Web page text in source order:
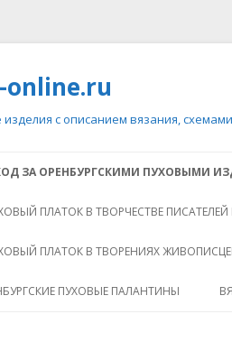
с описанием вязания,
ЗА ОРЕНБУРГСКИМИ ПУХОВЫМИ
ПЛАТОК В ТВОРЧЕСТВЕ
ПЛАТОК В ТВОРЕНИЯХ
ПУХОВЫЕ ПАЛАНТИНЫ